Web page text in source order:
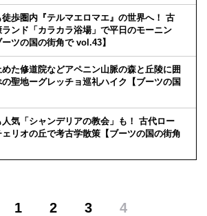
歩圏内『テルマエロマエ』の世界へ！ 古
ンド「カラカラ浴場」で平日のモーニン
ツの国の街角で vol.43】
た修道院などアペニン山脈の森と丘陵に囲
聖地ーグレッチョ巡礼ハイク【ブーツの国
気「シャンデリアの教会」も！ 古代ロー
リオの丘で考古学散策【ブーツの国の街角
1 2 3 4